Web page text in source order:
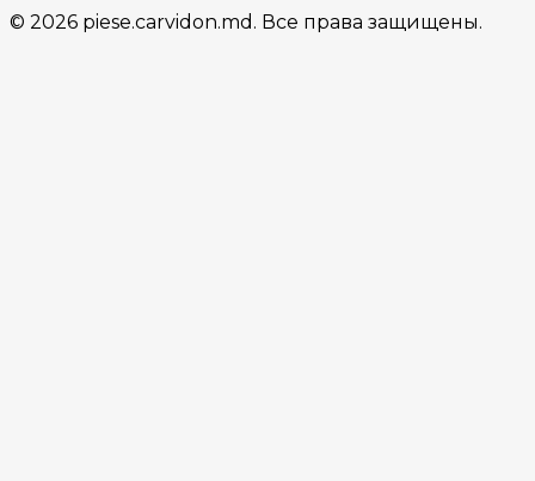
© 2026 piese.carvidon.md. Все права защищены.